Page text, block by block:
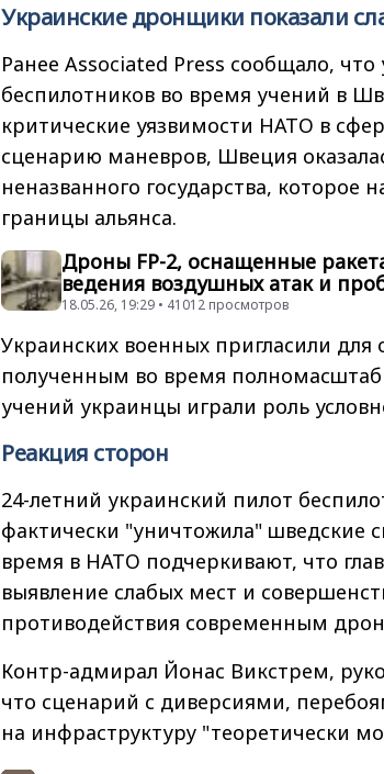
Украинские дронщики показали
Ранее Associated Press сообщало,
беспилотников во время учений в
критические уязвимости НАТО в
сценарию маневров, Швеция
неназванного государства, которое
границы альянса.
Дроны FP-2, оснащенные
ведения воздушных атак и
18.05.26, 19:29 • 41012 просмотров
Украинских военных пригласили
полученным во время
учений украинцы играли роль
Реакция сторон
24-летний украинский пилот
фактически "уничтожила" шведские
время в НАТО подчеркивают, что
выявление слабых мест и
противодействия современным
Контр-адмирал Йонас Викстрем,
что сценарий с диверсиями,
на инфраструктуру "теоретически